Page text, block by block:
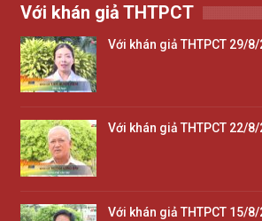
Với khán giả THTPCT
Với khán giả THTPCT 29/
Với khán giả THTPCT 22/
Với khán giả THTPCT 15/